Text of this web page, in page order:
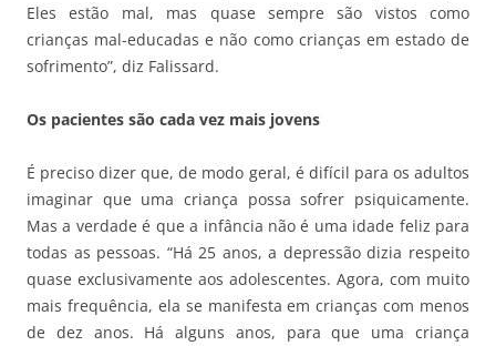
Eles estão mal, mas quase sempre são vistos como
crianças mal-educadas e não como crianças em estado de
sofrimento”, diz Falissard.
Os pacientes são cada vez mais jovens
É preciso dizer que, de modo geral, é difícil para os adultos
imaginar que uma criança possa sofrer psiquicamente.
Mas a verdade é que a infância não é uma idade feliz para
todas as pessoas. “Há 25 anos, a depressão dizia respeito
quase exclusivamente aos adolescentes. Agora, com muito
mais frequência, ela se manifesta em crianças com menos
de dez anos. Há alguns anos, para que uma criança